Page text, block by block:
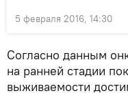
5 февраля 2016, 14:30
Согласно данным
на ранней стадии
выживаемости